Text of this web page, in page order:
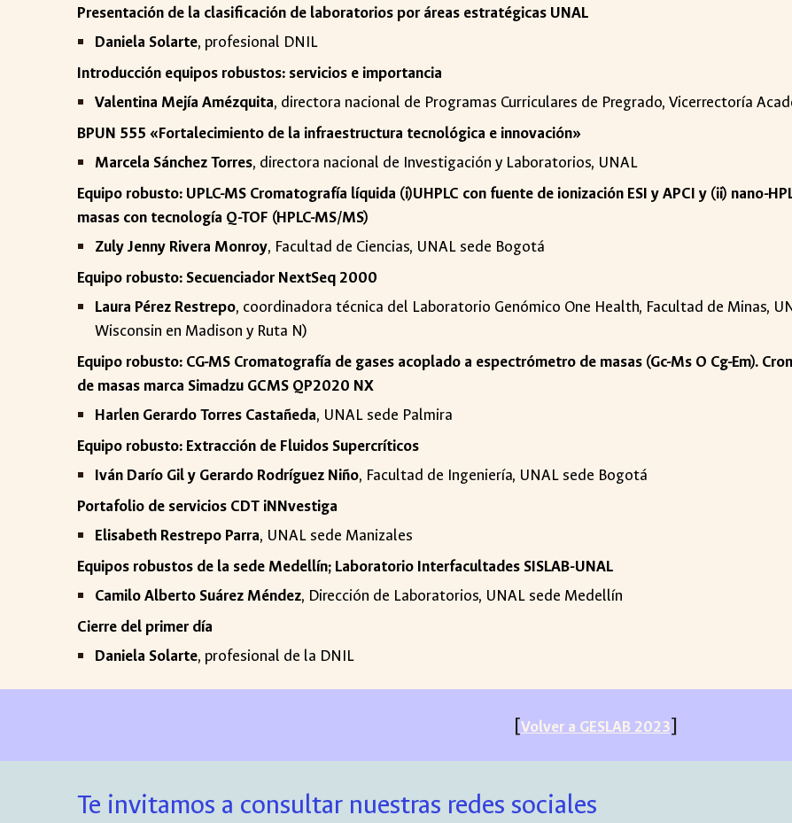
Presentación de la clasificación de laboratorios por áreas estratégicas UNAL
Daniela Solarte, profesional DNIL
Introducción equipos robustos: servicios e importancia
Valentina Mejía Amézquita, directora nacional de Programas Curriculares de Pregrado, Vicerrectoría
BPUN 555 «Fortalecimiento de la infraestructura tecnológica e innovación»
Marcela Sánchez Torres, directora nacional de Investigación y Laboratorios, UNAL
Equipo robusto: UPLC-MS Cromatografía líquida (i)UHPLC con fuente de ionización ESI y APCI y (ii) nano-
masas con tecnología Q-TOF (HPLC-MS/MS)
Zuly Jenny Rivera Monroy, Facultad de Ciencias, UNAL sede Bogotá
Equipo robusto: Secuenciador NextSeq 2000
Laura Pérez Restrepo, coordinadora técnica del Laboratorio Genómico One Health, Facultad de Minas,
Wisconsin en Madison y Ruta N)
Equipo robusto: CG-MS Cromatografía de gases acoplado a espectrómetro de masas (Gc-Ms O Cg-Em).
de masas marca Simadzu GCMS QP2020 NX
Harlen Gerardo Torres Castañeda, UNAL sede Palmira
Equipo robusto: Extracción de Fluidos Supercríticos
Iván Darío Gil y Gerardo Rodríguez Niño, Facultad de Ingeniería, UNAL sede Bogotá
Portafolio de servicios CDT iNNvestiga
Elisabeth Restrepo Parra, UNAL sede Manizales
Equipos robustos de la sede Medellín; Laboratorio Interfacultades SISLAB-UNAL
Camilo Alberto Suárez Méndez, Dirección de Laboratorios, UNAL sede Medellín
Cierre del primer día
Daniela Solarte, profesional de la DNIL
[Volver a GESLAB 2023]
Te invitamos a consultar nuestras redes sociales